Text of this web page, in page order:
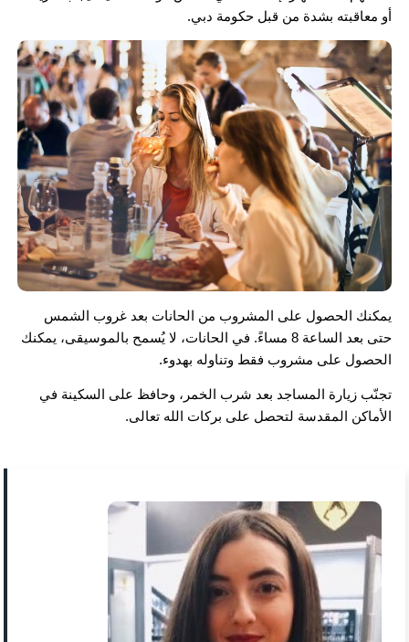
أو معاقبته بشدة من قبل حكومة دبي.
يمكنك الحصول على المشروب من الحانات بعد غروب الشمس
حتى بعد الساعة 8 مساءً. في الحانات، لا يُسمح بالموسيقى، يمكنك
الحصول على مشروب فقط وتناوله بهدوء.
تجنّب زيارة المساجد بعد شرب الخمر، وحافظ على السكينة في
الأماكن المقدسة لتحصل على بركات الله تعالى.